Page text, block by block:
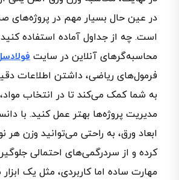
در عین حال بسیار مهم در پروژه‌های
است. چه از جداول آماده استفاده
محاسبه‌گرهای آنلاین در سایت
فرمول‌های ریاضی، داشتن اطلاعات
به شما کمک می‌کند تا در انتخاب مواد،
مدیریت پروژه‌ها بهتر عمل کنید. با
ابعاد ورق، به راحتی می‌توانید وزن هر
کرده و از سردرگمی‌های احتمالی
مهارت ساده اما کاربردی، مثل یک